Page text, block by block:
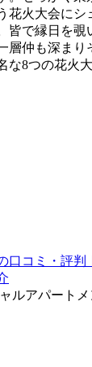
花火大会に
皆で縁日を覗
層仲も深まり
な8つの花火
口コミ・評判
ルアパートメ